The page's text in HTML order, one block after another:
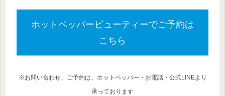
ホットペッパービューティーでご予約は
こちら
※お問い合わせ、ご予約は、ホットペッパー・お電話・公式LINEより
承っております